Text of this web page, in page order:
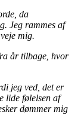
da
Jeg rammes af
mig.
år tilbage, hvor
jeg ved, det er
lide følelsen af
dømmer mig